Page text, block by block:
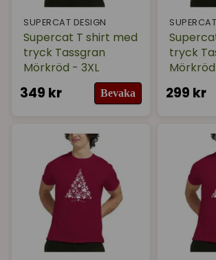
SUPERCAT DESIGN
Supercat T shirt med
tryck Tassgran
Mörkröd - 3XL
349 kr Bevaka
tryck
299 kr